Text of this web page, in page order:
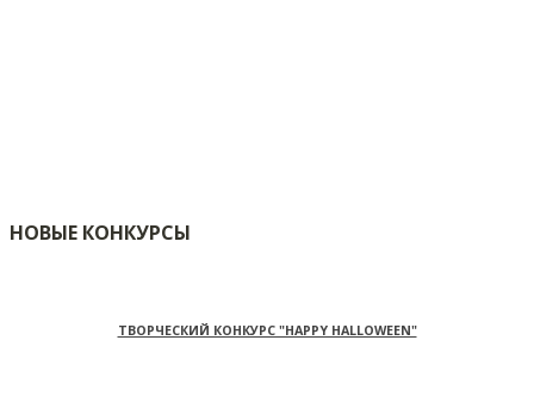
НОВЫЕ КОНКУРСЫ
ТВОРЧЕСКИЙ КОНКУРС "HAPPY HALLOWEEN"